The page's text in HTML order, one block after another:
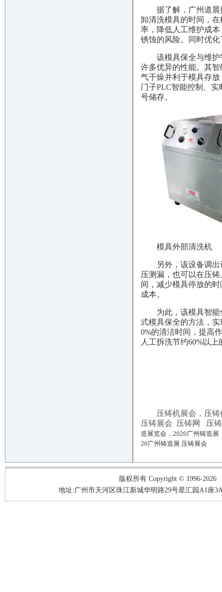
据了解，广州道
卸清洗模具的时间，
率，降低人工维护成
锈蚀的风险。同时优
该模具保全与维
许多优异的性能。其
气干燥并利于模具存
门子PLC智能控制、
号储存。
模具外部清洗机
另外，该设备调
压测漏，也可以在压
间，减少模具停放的
成本。
为此，该模具智
式模具保全的方法，
0%的清洁时间，提高
人工拆洗节约60%以
压铸机展会，压
压铸展会 压铸网 压铸
造展览会，2020广州铸造
20广州铸造展 压铸展会
版权所有 Copyright © 1996-2026
地址:广州市天河区珠江新城华明路29号星汇园A1座